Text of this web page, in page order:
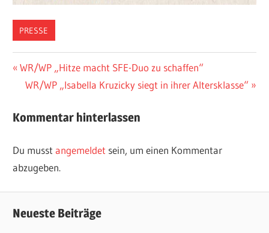
PRESSE
Beitragsnavigation
Vorheriger
Beitrag:
WR/WP „Hitze macht SFE-Duo zu schaffen“
Nächster
WR/WP „Isabella Kruzicky siegt in ihrer Altersklasse“
Kommentar hinterlassen
Du musstangemeldet sein, um einen Kommentar
abzugeben.
Neueste Beiträge